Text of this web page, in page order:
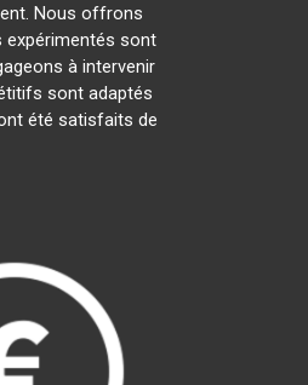
Nous offrons
expérimentés sont
à intervenir
sont adaptés
été satisfaits de